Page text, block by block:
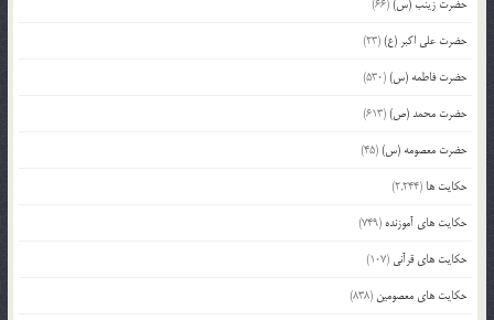
حضرت زینب (س)(66)
حضرت علی اکبر (ع)(23)
حضرت فاطمه (س)(530)
حضرت محمد (ص)(613)
حضرت معصومه (س)(45)
حکایت ها (2,244)
حکایت های آموزنده (749)
حکایت های قرآنی (107)
حکایت های معصومین (838)